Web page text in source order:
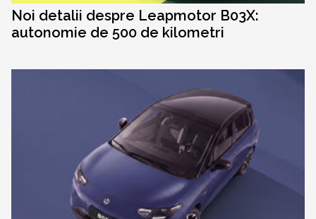
Noi detalii despre Leapmotor B03X:
autonomie de 500 de kilometri